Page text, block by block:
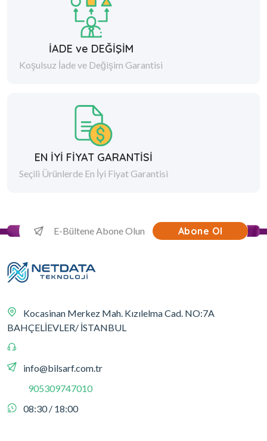
İADE ve DEĞİŞİM
Koşulsuz İade ve Değişim Garantisi
EN İYİ FİYAT GARANTİSİ
Seçili Ürünlerde En İyi Fiyat Garantisi
Abone Ol
Kocasinan Merkez Mah. Kızılelma Cad. NO:7A
BAHÇELİEVLER/ İSTANBUL
info@bilsarf.com.tr
905309747010
08:30 / 18:00